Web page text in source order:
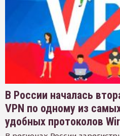
В России началась
VPN по одному из
удобных протоколов